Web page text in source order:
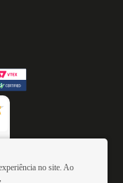
no site. Ao